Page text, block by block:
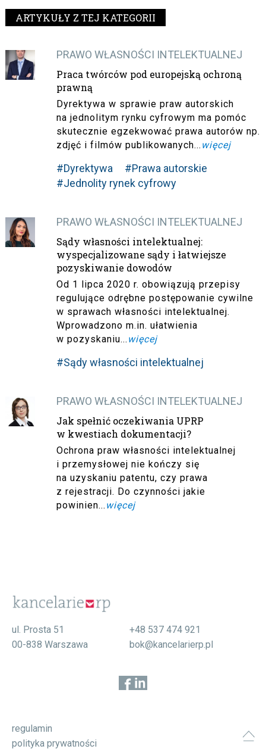
ARTYKUŁY Z TEJ KATEGORII
PRAWO WŁASNOŚCI INTELEKTUALNEJ
Praca twórców pod europejską ochroną
prawną
Dyrektywa w sprawie praw autorskich
na jednolitym rynku cyfrowym ma pomóc
skutecznie egzekwować prawa autorów np.
zdjęć i filmów publikowanych... więcej
#Dyrektywa
#Prawa autorskie
#Jednolity rynek cyfrowy
PRAWO WŁASNOŚCI INTELEKTUALNEJ
Sądy własności intelektualnej:
wyspecjalizowane sądy i łatwiejsze
pozyskiwanie dowodów
Od 1 lipca 2020 r. obowiązują przepisy
regulujące odrębne postępowanie cywilne
w sprawach własności intelektualnej.
Wprowadzono m.in. ułatwienia
w pozyskaniu... więcej
#Sądy własności intelektualnej
PRAWO WŁASNOŚCI INTELEKTUALNEJ
Jak spełnić oczekiwania UPRP
w kwestiach dokumentacji?
Ochrona praw własności intelektualnej
i przemysłowej nie kończy się
na uzyskaniu patentu, czy prawa
z rejestracji. Do czynności jakie
powinien... więcej
ul. Prosta 51
00-838 Warszawa
+48 537 474 921
bok@kancelarierp.pl
regulamin
polityka prywatności